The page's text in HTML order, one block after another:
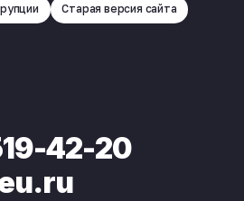
Старая версия сайта
42-20